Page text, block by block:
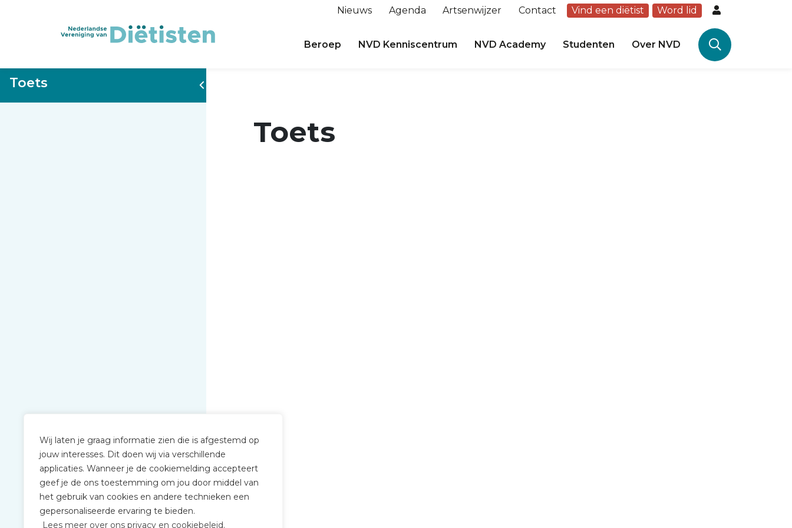
Wij laten je graag informatie zien die is afgestemd op
jouw interesses. Dit doen wij via verschillende
applicaties. Wanneer je de cookiemelding accepteert
geef je de ons toestemming om jou door middel van
het gebruik van cookies en andere technieken een
gepersonaliseerde ervaring te bieden.
Lees meer over ons privacy en cookiebeleid.
Toets
Nieuws Agenda Artsenwijzer Contact Vind een diëtist Word lid
Beroep NVD Kenniscentrum NVD Academy Studenten Over NVD
Toets